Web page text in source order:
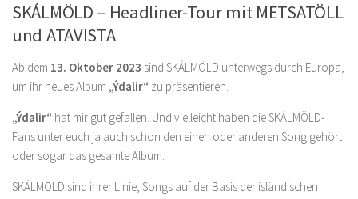
SKÁLMÖLD – Headliner-Tour mit METSATÖLL
und ATAVISTA
Ab dem 13. Oktober 2023 sind SKÁLMÖLD unterwegs durch Europa,
um ihr neues Album „Ýdalir“ zu präsentieren.
„Ýdalir“ hat mir gut gefallen. Und vielleicht haben die SKÁLMÖLD-
Fans unter euch ja auch schon den einen oder anderen Song gehört
oder sogar das gesamte Album.
SKÁLMÖLD sind ihrer Linie, Songs auf der Basis der isländischen